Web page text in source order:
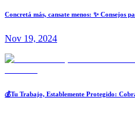
Concretá más, cansate menos: ✨ Consejos
Nov 19, 2024
💰Tu Trabajo, Establemente Protegido: